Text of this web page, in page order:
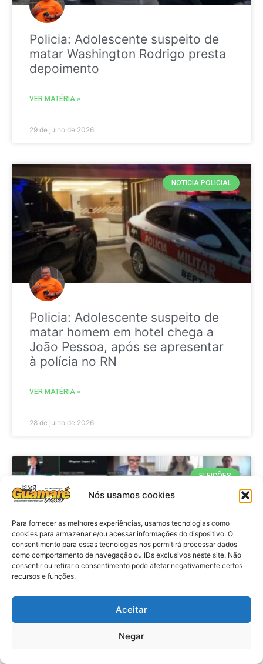
Nós usamos cookies
Para fornecer as melhores experiências, usamos tecnologias como
cookies para armazenar e/ou acessar informações do dispositivo. O
consentimento para essas tecnologias nos permitirá processar dados
como comportamento de navegação ou IDs exclusivos neste site. Não
consentir ou retirar o consentimento pode afetar negativamente certos
recursos e funções.
Aceitar
Negar
Policia: Adolescente suspeito de
matar Washington Rodrigo presta
depoimento
VER MATÉRIA »
29 de julho de 2026
NOTICIA POLICIAL
Policia: Adolescente suspeito de
matar homem em hotel chega a
João Pessoa, após se apresentar
à polícia no RN
VER MATÉRIA »
28 de julho de 2026
ELEIÇÕES
Eleições 2026: procuradores e
promotores eleitorais realizam
reunião de alinhamento no RN